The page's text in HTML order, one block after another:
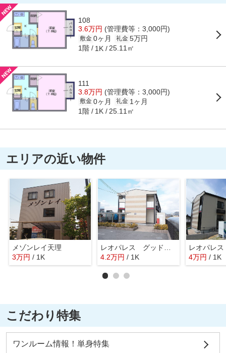
108
3.6万円 (管理費等：3,000円)
敷金 0ヶ月 礼金 5万円
1階 1K 25.11㎡
111
3.8万円 (管理費等：3,000円)
敷金 0ヶ月 礼金 1ヶ月
1階 1K 25.11㎡
エリアの近い物件
メゾンレイ天理
3万円 / 1K
4.2万円 / 1K 4万円 / 1K
こだわり特集
ワンルーム情報！単身特集